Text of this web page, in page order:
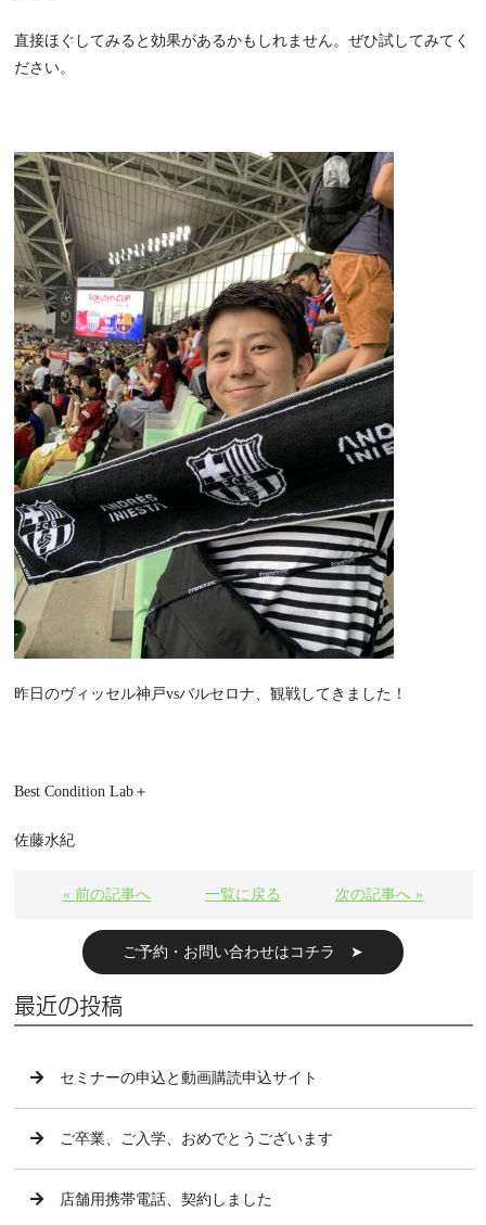
直接ほぐしてみると効果があるかもしれません。ぜひ試してみてく
ださい。
昨日のヴィッセル神戸vsバルセロナ、観戦してきました！
Best Condition Lab＋
佐藤水紀
« 前の記事へ 一覧に戻る 次の記事へ »
ご予約・お問い合わせはコチラ ➤
最近の投稿
セミナーの申込と動画購読申込サイト
ご卒業、ご入学、おめでとうございます
店舗用携帯電話、契約しました